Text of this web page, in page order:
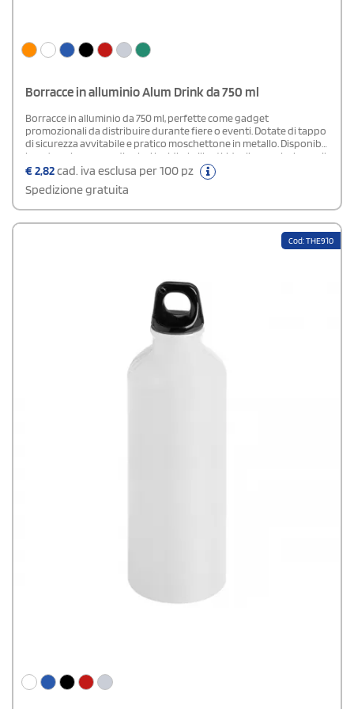
Borracce in alluminio Alum Drink da 750 ml
Borracce in alluminio da 750 ml, perfette come gadget
promozionali da distribuire durante fiere o eventi. Dotate di tappo
di sicurezza avvitabile e pratico moschettone in metallo. Disponibili
in un’ampia gamma di colori lucidi e brillanti, ideali per valorizzare il
tuo brand con stile e funzionalità. Borracce personalizzabili o
neutri.Area di stampa: FRONTE 3 x 7 cm - AVVOLGENTE 17 x 13 cm
€2,82cad. iva esclusa per 100 pz
Spedizione gratuita
Cod: THE910